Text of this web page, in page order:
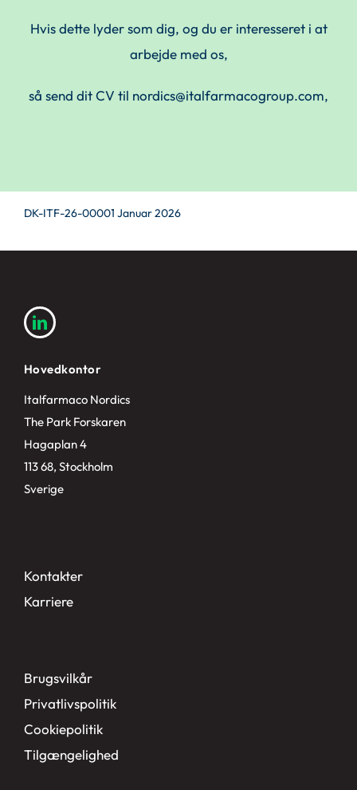
Hvis dette lyder som dig, og du er interesseret i at
arbejde med os,
så send dit CV til nordics@italfarmacogroup.com,
DK-ITF-26-00001 Januar 2026
Hovedkontor
Italfarmaco Nordics
The Park Forskaren
Hagaplan 4
113 68, Stockholm
Sverige
Kontakter
Karriere>
Brugsvilkår
Privatlivspolitik
Cookiepolitik
Tilgængelighed